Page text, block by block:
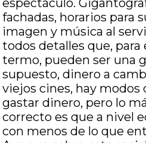
espectáculo.
fachadas, horarios para
imagen y música al
todos detalles que, para
termo, pueden ser una
supuesto, dinero a
viejos cines, hay modos
gastar dinero, pero lo
correcto es que a nivel
con menos de lo que